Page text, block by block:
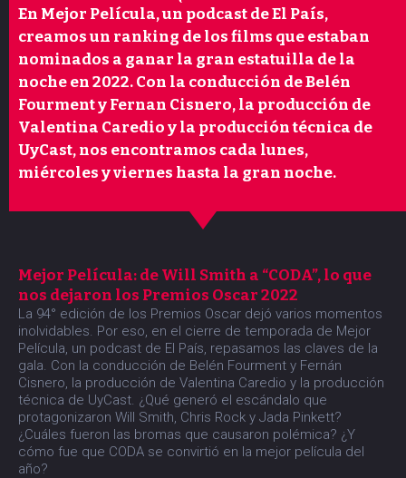
En Mejor Película, un podcast de El País,
creamos un ranking de los films que estaban
nominados a ganar la gran estatuilla de la
noche en 2022. Con la conducción de Belén
Fourment y Fernan Cisnero, la producción de
Valentina Caredio y la producción técnica de
UyCast, nos encontramos cada lunes,
miércoles y viernes hasta la gran noche.
Mejor Película: de Will Smith a “CODA”, lo que
nos dejaron los Premios Oscar 2022
La 94° edición de los Premios Oscar dejó varios momentos
inolvidables. Por eso, en el cierre de temporada de Mejor
Película, un podcast de El País, repasamos las claves de la
gala. Con la conducción de Belén Fourment y Fernán
Cisnero, la producción de Valentina Caredio y la producción
técnica de UyCast. ¿Qué generó el escándalo que
protagonizaron Will Smith, Chris Rock y Jada Pinkett?
¿Cuáles fueron las bromas que causaron polémica? ¿Y
cómo fue que CODA se convirtió en la mejor película del
año?